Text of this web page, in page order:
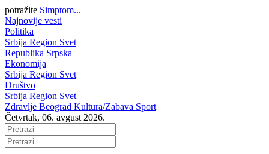
potražite Simptom...
Najnovije vesti
Politika
Srbija Region Svet
Republika Srpska
Ekonomija
Srbija Region Svet
Društvo
Srbija Region Svet
Zdravlje Beograd Kultura/Zabava Sport
Četvrtak, 06. avgust 2026.